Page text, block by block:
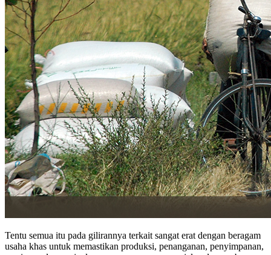
Tentu semua itu pada gilirannya terkait sangat erat dengan beragam
usaha khas untuk memastikan produksi, penanganan, penyimpanan,